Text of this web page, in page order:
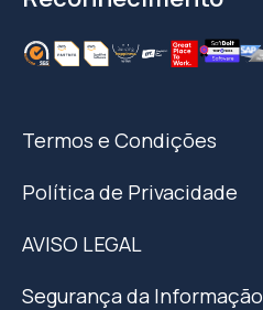
Termos e Condições
Política de Privacidade
AVISO LEGAL
Segurança da Informação